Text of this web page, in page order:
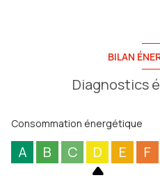
BILAN
Diagnostics
Consommation énergétique
A B C D E F